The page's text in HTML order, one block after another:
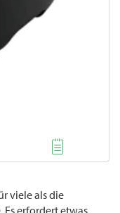
viele als die
erfordert etwas